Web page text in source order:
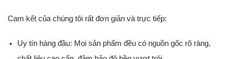
Cam kết của chúng tôi rất đơn giản và trực tiếp:
Uy tín hàng đầu: Mọi sản phẩm đều có nguồn gốc rõ ràng,